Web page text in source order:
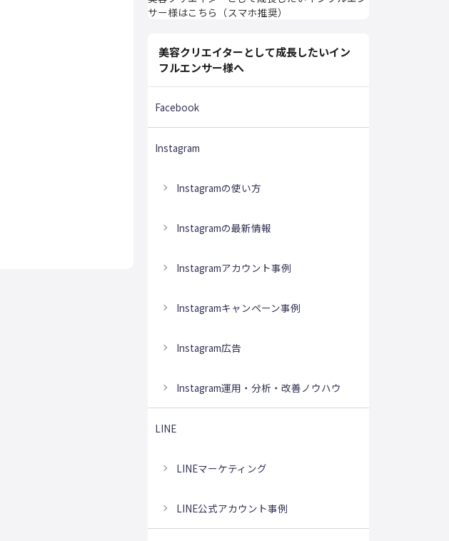
サー様はこちら（スマホ推奨）
美容クリエイターとして成長したいイン
フルエンサー様へ
Facebook
Instagram
Instagramの使い方
Instagramの最新情報
Instagramアカウント事例
Instagramキャンペーン事例
Instagram広告
Instagram運用・分析・改善ノウハウ
LINE
LINEマーケティング
LINE公式アカウント事例